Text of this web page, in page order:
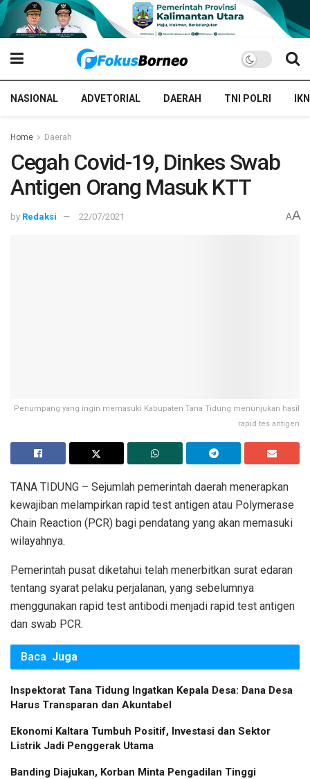
NASIONAL ADVETORIAL DAERAH TNI POLRI IKN
Home Daerah
Cegah Covid-19, Dinkes Swab
Antigen Orang Masuk KTT
by Redaksi 22/07/2021 AA
Penumpang yang ingin memasuki Kabupaten Tana Tidung menunjukan hasil
rapid tes antigen
TANA TIDUNG – Sejumlah pemerintah daerah menerapkan
kewajiban melampirkan rapid test antigen atau Polymerase
Chain Reaction (PCR) bagi pendatang yang akan memasuki
wilayahnya.
Pemerintah pusat diketahui telah menerbitkan surat edaran
tentang syarat pelaku perjalanan, yang sebelumnya
menggunakan rapid test antibodi menjadi rapid test antigen
dan swab PCR.
Baca Juga
Inspektorat Tana Tidung Ingatkan Kepala Desa: Dana Desa
Harus Transparan dan Akuntabel
Ekonomi Kaltara Tumbuh Positif, Investasi dan Sektor
Listrik Jadi Penggerak Utama
Banding Diajukan, Korban Minta Pengadilan Tinggi